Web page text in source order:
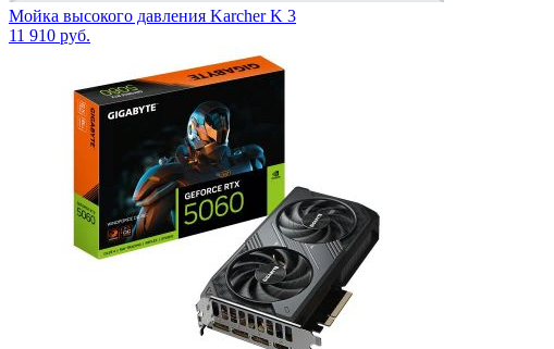
Мойка высокого давления Karcher K 3
11 910 руб.